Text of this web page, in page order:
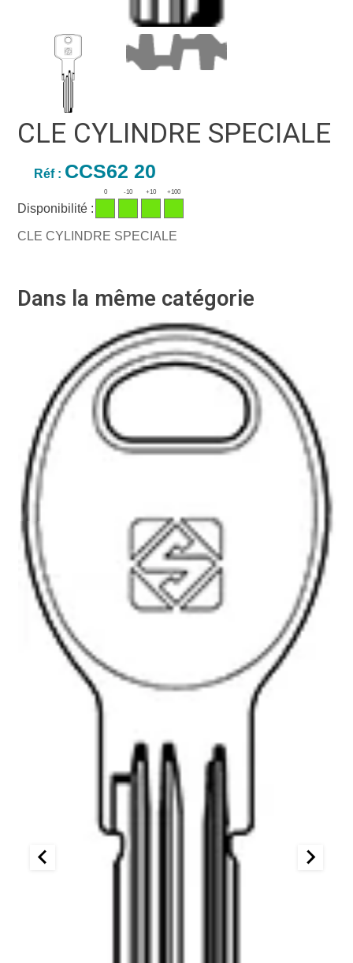
CLE CYLINDRE SPECIALE
Réf : CCS62 20
Disponibilité :
0 -10 +10 +100
CLE CYLINDRE SPECIALE
Dans la même catégorie